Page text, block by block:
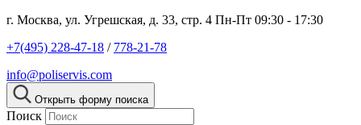
г. Москва, ул. Угрешская, д. 33, стр. 4 Пн-Пт 09:30 - 17:30
+7(495) 228-47-18 / 778-21-78
info@poliservis.com
Открыть форму поиска
Поиск